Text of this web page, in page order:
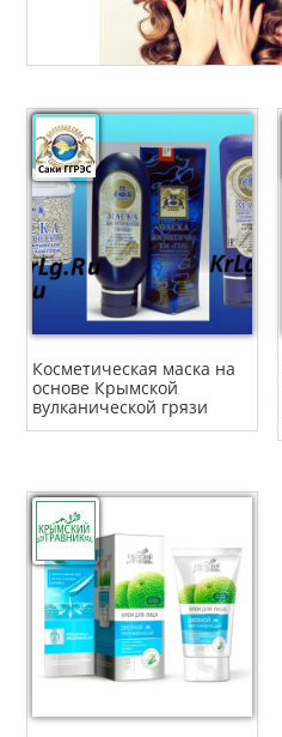
Косметическая маска на
основе Крымской
вулканической грязи